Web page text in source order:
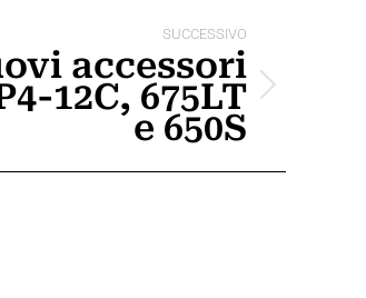
SUCCESSIVO
accessori
12C, 675LT
e 650S